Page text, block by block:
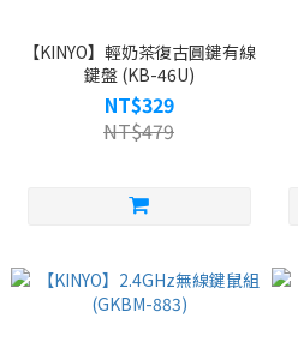
【KINYO】輕奶茶復古圓鍵有線
鍵盤 (KB-46U)
NT$329
NT$479